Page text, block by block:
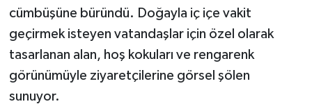
cümbüşüne büründü. Doğayla iç içe vakit
geçirmek isteyen vatandaşlar için özel olarak
tasarlanan alan, hoş kokuları ve rengarenk
görünümüyle ziyaretçilerine görsel şölen
sunuyor.